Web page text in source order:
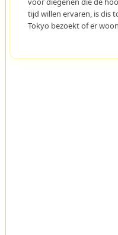
tijd willen ervaren, is dis
Tokyo bezoekt of er